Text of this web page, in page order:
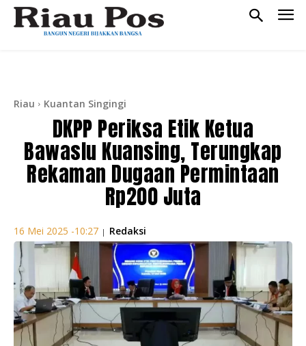
Riau Kuantan Singingi
DKPP Periksa Etik Ketua
Bawaslu Kuansing, Terungkap
Rekaman Dugaan Permintaan
Rp200 Juta
16 Mei 2025 -10:27 | Redaksi